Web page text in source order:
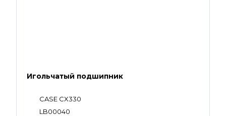
Игольчатый подшипник
CASE CX330
LB00040